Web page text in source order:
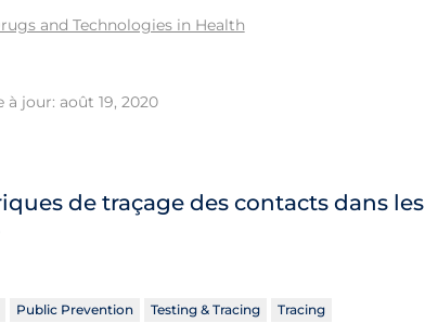
and Technologies in Health
à jour: août 19, 2020
de traçage des contacts dans les
Public Prevention Testing & Tracing Tracing